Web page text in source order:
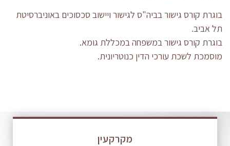
בוגרת קורס גישור בביה"ס לגישור ויישוב סכסוכים באוניברסיטת
תל אביב.
בוגרת קורס גישור במשפחה במכללת גומא.
מוסמכת לשכת עורכי הדין כנוטריונית.
מקרקעין